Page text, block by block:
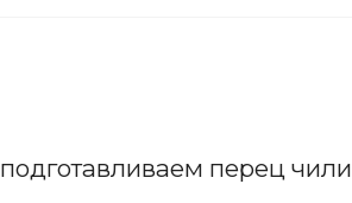
подготавливаем перец чили